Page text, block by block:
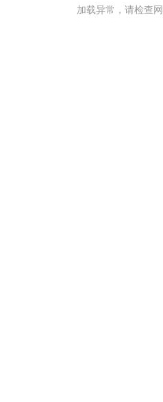
加载异常，请检查